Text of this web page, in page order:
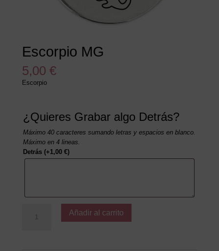
Escorpio MG
5,00 €
Escorpio
¿Quieres Grabar algo Detrás?
Máximo 40 caracteres sumando letras y espacios en blanco.
Máximo en 4 lineas.
Detrás (+1,00 €)
Añadir al carrito